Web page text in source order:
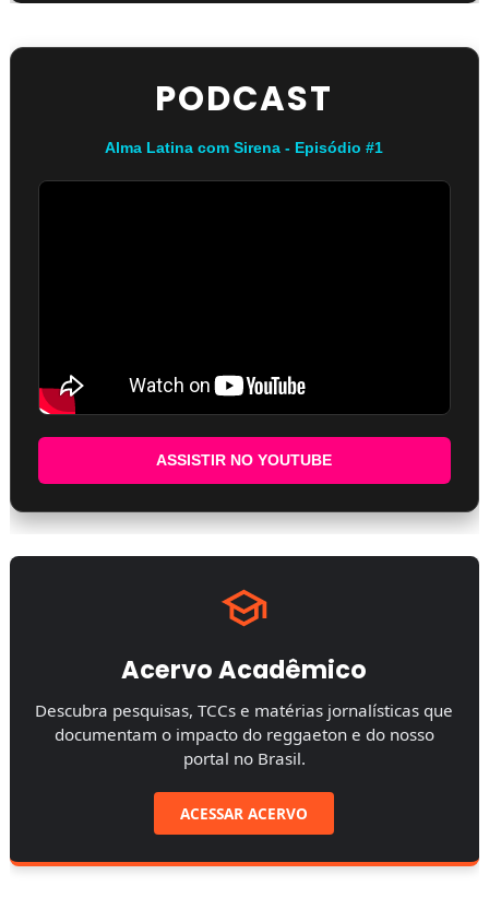
PODCAST
Alma Latina com Sirena - Episódio #1
ASSISTIR NO YOUTUBE
Acervo Acadêmico
Descubra pesquisas, TCCs e matérias jornalísticas que
documentam o impacto do reggaeton e do nosso
portal no Brasil.
ACESSAR ACERVO